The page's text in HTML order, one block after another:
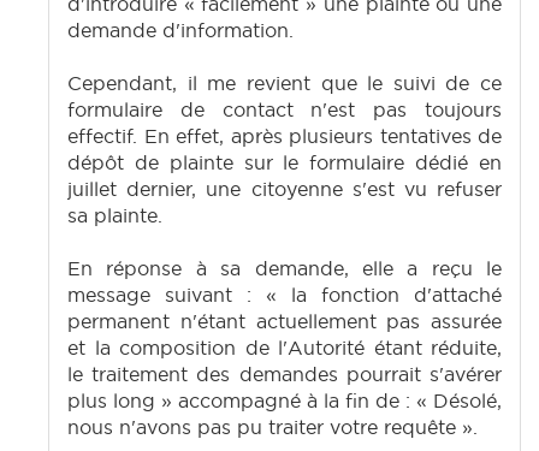
demande d'information.
Cependant, il me revient que le suivi de ce
formulaire de contact n'est pas toujours
effectif. En effet, après plusieurs tentatives de
dépôt de plainte sur le formulaire dédié en
juillet dernier, une citoyenne s'est vu refuser
sa plainte.
En réponse à sa demande, elle a reçu le
message suivant : « la fonction d'attaché
permanent n'étant actuellement pas assurée
et la composition de l'Autorité étant réduite,
le traitement des demandes pourrait s'avérer
plus long » accompagné à la fin de : « Désolé,
nous n'avons pas pu traiter votre requête ».